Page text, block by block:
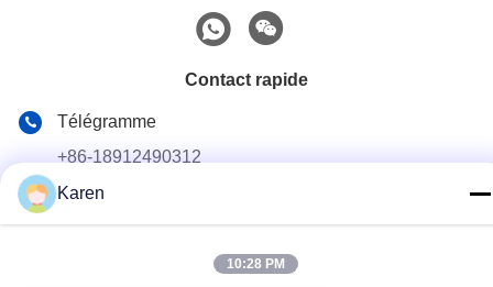
Contact rapide
Télégramme
+86-18912490312
E-mail
Karen
10:28 PM